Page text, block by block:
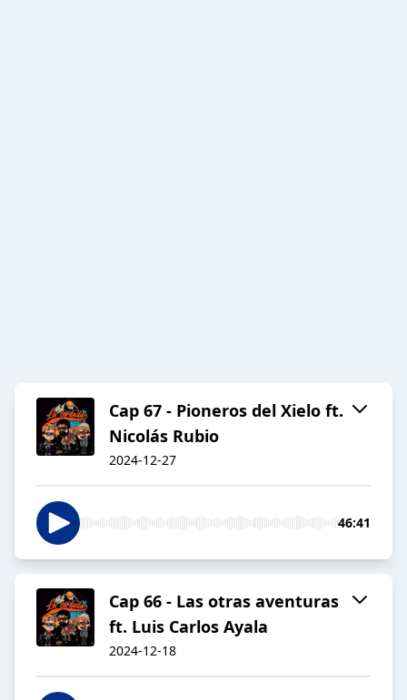
Cap 67 - Pioneros del Xielo ft.
Nicolás Rubio
2024-12-27
46:41
Cap 66 - Las otras aventuras
ft. Luis Carlos Ayala
2024-12-18